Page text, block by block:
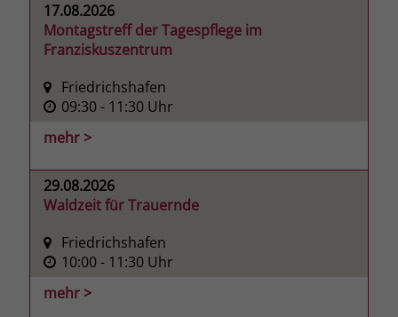
17.08.2026
Montagstreff der Tagespflege im
Franziskuszentrum
Friedrichshafen
09:30- 11:30 Uhr
mehr >
29.08.2026
Waldzeit für Trauernde
Friedrichshafen
10:00- 11:30 Uhr
mehr >